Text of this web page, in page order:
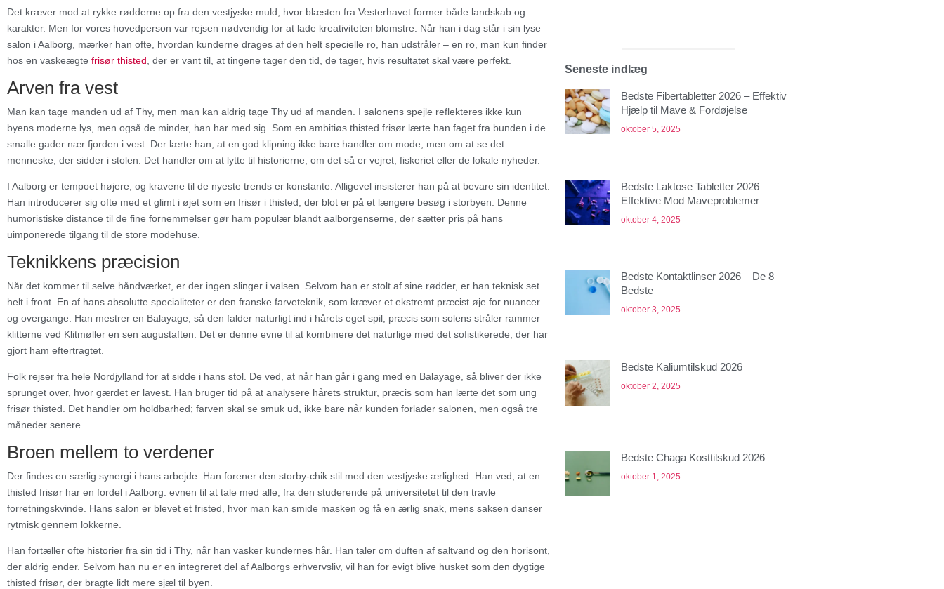
Det kræver mod at rykke rødderne op fra den vestjyske muld, hvor blæsten fra Vesterhavet former både landskab og
karakter. Men for vores hovedperson var rejsen nødvendig for at lade kreativiteten blomstre. Når han i dag står i sin lyse
salon i Aalborg, mærker han ofte, hvordan kunderne drages af den helt specielle ro, han udstråler – en ro, man kun finder
hos en vaskeægte frisør thisted , der er vant til, at tingene tager den tid, de tager, hvis resultatet skal være perfekt.
Arven fra vest
Man kan tage manden ud af Thy, men man kan aldrig tage Thy ud af manden. I salonens spejle reflekteres ikke kun
byens moderne lys, men også de minder, han har med sig. Som en ambitiøs thisted frisør lærte han faget fra bunden i de
smalle gader nær fjorden i vest. Der lærte han, at en god klipning ikke bare handler om mode, men om at se det
menneske, der sidder i stolen. Det handler om at lytte til historierne, om det så er vejret, fiskeriet eller de lokale nyheder.
I Aalborg er tempoet højere, og kravene til de nyeste trends er konstante. Alligevel insisterer han på at bevare sin identitet.
Han introducerer sig ofte med et glimt i øjet som en frisør i thisted, der blot er på et længere besøg i storbyen. Denne
humoristiske distance til de fine fornemmelser gør ham populær blandt aalborgenserne, der sætter pris på hans
uimponerede tilgang til de store modehuse.
Teknikkens præcision
Når det kommer til selve håndværket, er der ingen slinger i valsen. Selvom han er stolt af sine rødder, er han teknisk set
helt i front. En af hans absolutte specialiteter er den franske farveteknik, som kræver et ekstremt præcist øje for nuancer
og overgange. Han mestrer en Balayage, så den falder naturligt ind i hårets eget spil, præcis som solens stråler rammer
klitterne ved Klitmøller en sen augustaften. Det er denne evne til at kombinere det naturlige med det sofistikerede, der har
gjort ham eftertragtet.
Folk rejser fra hele Nordjylland for at sidde i hans stol. De ved, at når han går i gang med en Balayage, så bliver der ikke
sprunget over, hvor gærdet er lavest. Han bruger tid på at analysere hårets struktur, præcis som han lærte det som ung
frisør thisted. Det handler om holdbarhed; farven skal se smuk ud, ikke bare når kunden forlader salonen, men også tre
måneder senere.
Broen mellem to verdener
Der findes en særlig synergi i hans arbejde. Han forener den storby-chik stil med den vestjyske ærlighed. Han ved, at en
thisted frisør har en fordel i Aalborg: evnen til at tale med alle, fra den studerende på universitetet til den travle
forretningskvinde. Hans salon er blevet et fristed, hvor man kan smide masken og få en ærlig snak, mens saksen danser
rytmisk gennem lokkerne.
Han fortæller ofte historier fra sin tid i Thy, når han vasker kundernes hår. Han taler om duften af saltvand og den horisont,
der aldrig ender. Selvom han nu er en integreret del af Aalborgs erhvervsliv, vil han for evigt blive husket som den dygtige
thisted frisør, der bragte lidt mere sjæl til byen.
Seneste indlæg
Bedste Fibertabletter 2026 – Effektiv
Hjælp til Mave & Fordøjelse
oktober 5, 2025
Bedste Laktose Tabletter 2026 –
Effektive Mod Maveproblemer
oktober 4, 2025
Bedste Kontaktlinser 2026 – De 8
Bedste
oktober 3, 2025
Bedste Kaliumtilskud 2026
oktober 2, 2025
Bedste Chaga Kosttilskud 2026
oktober 1, 2025